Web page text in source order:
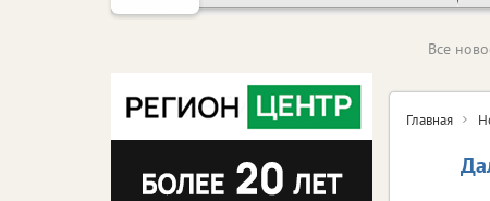
Все
Главная